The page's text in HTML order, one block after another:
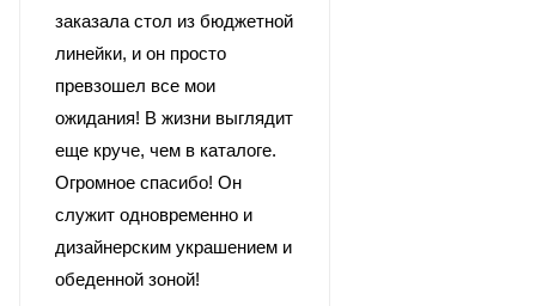
заказала стол из бюджетной
линейки, и он просто
превзошел все мои
ожидания! В жизни выглядит
еще круче, чем в каталоге.
Огромное спасибо! Он
служит одновременно и
дизайнерским украшением и
обеденной зоной!